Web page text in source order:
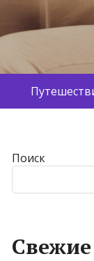
Поиск